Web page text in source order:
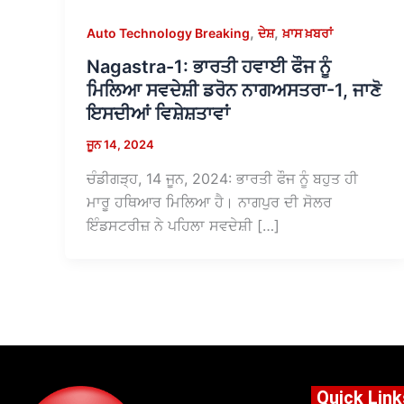
Auto Technology Breaking,ਦੇਸ਼,ਖ਼ਾਸ ਖ਼ਬਰਾਂ
Nagastra-1: ਭਾਰਤੀ ਹਵਾਈ ਫੌਜ ਨੂੰ
ਮਿਲਿਆ ਸਵਦੇਸ਼ੀ ਡਰੋਨ ਨਾਗਅਸਤਰਾ-1, ਜਾਣੋ
ਇਸਦੀਆਂ ਵਿਸ਼ੇਸ਼ਤਾਵਾਂ
ਜੂਨ 14, 2024
ਚੰਡੀਗੜ੍ਹ, 14 ਜੂਨ, 2024: ਭਾਰਤੀ ਫੌਜ ਨੂੰ ਬਹੁਤ ਹੀ
ਮਾਰੂ ਹਥਿਆਰ ਮਿਲਿਆ ਹੈ। ਨਾਗਪੁਰ ਦੀ ਸੋਲਰ
ਇੰਡਸਟਰੀਜ਼ ਨੇ ਪਹਿਲਾ ਸਵਦੇਸ਼ੀ […]
Quick